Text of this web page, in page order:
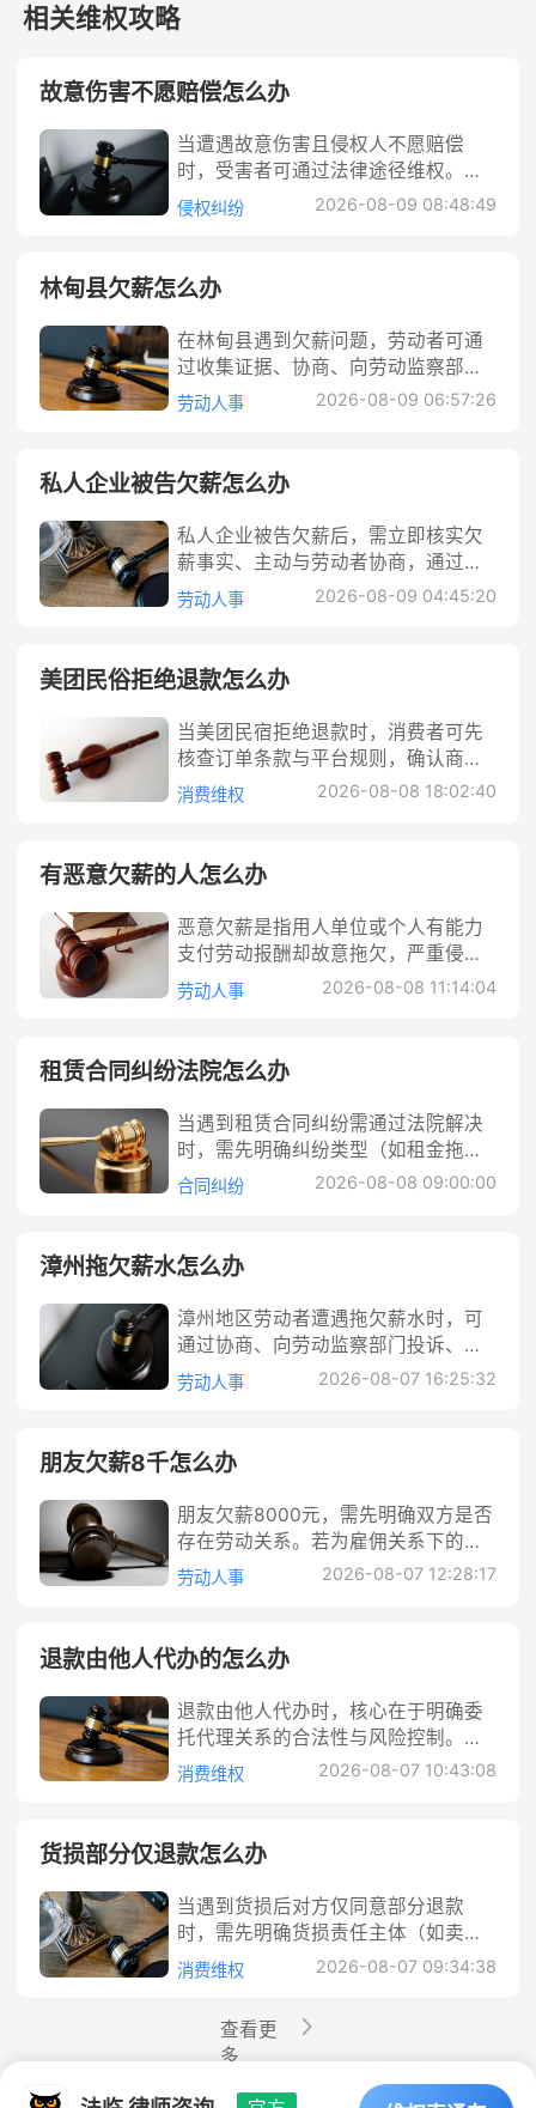
相关维权攻略
故意伤害不愿赔偿怎么办
当遭遇故意伤害且侵权人不愿赔偿
时，受害者可通过法律途径维权。需
先固定侵权证据（如报警记录、伤情
鉴定、医疗凭证等），优先尝试协商
诉讼中提起附带民事诉讼，或单独提
起民事诉讼主张赔偿；判决生效后若
对方仍不履行，可申请法院强制执
行。核心在于及时收集证据、明确赔
偿范围，并通过法定程序保障权益，
必要时可借助律师协助推进。 故意伤
而侵权人往往因经济能力不足、态度
受害者带来经济和精神双重压力。例
如，小王被同事打伤致轻伤二级，对
方不仅不道歉，还拒绝支付医疗费、
析、行动步骤、赔偿计算到具体解决
方法，详细指导受害者应对故意伤害
不愿赔偿的问题。 法律解析： 故意伤
害行为可能涉及刑事犯罪与民事侵权
上，侵权人可能构成《刑法》中的“故
民事赔偿责任，赔偿受害者因伤害导
核心构成要件包括：侵权行为（故意
伤害行为）、损害后果（身体损伤及
相关损失）、因果关系（损伤由侵权
害者就有权要求赔偿。 实践中，侵权
偿金额过高、试图通过拖延逃避责
任、无实际赔偿能力等。但需注意，
“不愿赔偿”不等于“无需赔偿”，即使侵
权人暂时无能力赔偿，受害者仍可通
再申请执行。 行动建议： 1. 立即固定
证据，避免证据灭失：第一时间报
警，获取报警回执和公安机关的调查
笔录；保留所有医疗记录（病历、诊
断证明、医疗费票据等）；拍摄受伤
部位照片、视频；收集证人证言（如
等。 2. 申请伤情鉴定，明确伤害程
是否达到轻伤（刑事立案标准）或轻
微伤（民事侵权）。鉴定结果不仅是
追究刑事责任的依据，也是主张赔偿
的重要证据（如伤残等级鉴定可影响
存沟通记录：即使对方不愿赔偿，也
可尝试通过派出所、居委会或律师居
中调解，明确提出赔偿金额及依据
（如医疗费、误工费清单）。协商过
程中需全程录音、保存微信/短信聊天
记录，若对方承诺赔偿但后续反悔，
时效：若协商无果，需在法定时效内
事案件侦查、审查起诉或审判阶段提
出；单独民事诉讼时效为3年（从受伤
之日或治疗终结之日起算），超时效
线索，为执行做准备：在诉讼过程
中，可通过律师向法院申请调查令，
查询侵权人银行账户、房产、车辆等
财产信息，若发现其有转移财产行
侵权纠纷 2026-08-09 08:48:49
林甸县欠薪怎么办
在林甸县遇到欠薪问题，劳动者可通
过收集证据、协商、向劳动监察部门
投诉、申请劳动仲裁或提起诉讼等途
径维权。法律明确用人单位需及时足
任。本文详细解析欠薪维权的法律依
据、具体步骤及赔偿计算方法，帮助
劳动者有效解决欠薪难题。 林甸县欠
薪怎么办 欠薪是劳动者在劳动关系中
常见的权益受损问题，在林甸县，这
一问题可能涉及建筑、餐饮、农业加
就业人员等，常因用人单位资金周转
因，面临工资被拖欠的情况。劳动者
往往因缺乏维权经验、证据不足或担
心影响工作，不知如何有效追讨工
计算方式及解决途径，帮助林甸县劳
动者快速、合法地拿回被拖欠的工
资。 例如，林甸县某建筑公司拖欠20
名农民工3个月工资共计50万元，农
下文所述的投诉、仲裁等方式，要求
报酬支付义务的行为，受《中华人民
资支付条例》等法律法规严格约束。
根据法律规定，用人单位应当按照劳
动合同约定和国家规定，向劳动者及
拖欠工资的，劳动者有权要求其支付
责令限期支付仍不支付的，用人单位
需按应付金额50%以上100%以下的标
准向劳动者加付赔偿金。此外，若劳
动者因欠薪被迫解除劳动合同，还可
作年限，每满一年支付一个月工
资）。需要注意的是，欠薪不仅包括
金、津贴、加班费等合法劳动报酬。
行动建议： 1. 立即收集证据：这是维
权的核心基础。需收集的证据包括：
录（银行流水、微信/支付宝转账截
单、与负责人的沟通记录（微信、短
信、通话录音等）、工作证或工服等
能证明劳动关系的材料。若没有书面
劳动合同，同事证言（需注明身份信
2. 优先与用人单位协商：可通过工会
或直接与用人单位负责人沟通，明确
提出支付工资的要求，并保留协商过
程的记录（如聊天记录、书面协商纪
要）。若协商达成一致，需签订书面
协议，明确支付金额、时间及方式，
察部门投诉：若协商无果，应及时向
林甸县劳动保障监察大队投诉。投诉
劳动人事 2026-08-09 06:57:26
私人企业被告欠薪怎么办
私人企业被告欠薪后，需立即核实欠
薪事实、主动与劳动者协商，通过制
定还款计划、收集证据等方式积极应
对。若进入劳动仲裁或诉讼程序，应
证据不足承担不利后果。同时，需了
解欠薪的法律责任，包括支付工资、
赔偿金，甚至可能面临行政处罚或刑
事责任。企业可通过协商和解、仲裁
应诉、执行调解等途径解决纠纷，维
护自身合法权益的同时避免信用受
题，多因企业经营困难、资金链断
通过劳动仲裁或诉讼主张欠薪时，企
业若应对不当，可能面临支付工资、
加付赔偿金、被强制执行，甚至被列
减少，拖欠5名员工2个月工资，员工
申请劳动仲裁后，企业未及时回应，
最终被裁决支付工资及50%的赔偿
金，同时账户被冻结，影响了正常经
解决方法等方面，为私人企业提供应
《劳动合同法》第三十条，用人单位
向劳动者及时足额支付劳动报酬。私
人企业作为用人单位，无论规模大
小，均负有按时支付工资的法定义
过向劳动行政部门投诉（如拨打1233
等方式维权。其中，劳动仲裁是前置
程序，未经仲裁直接起诉的，法院一
般不予受理。若企业对仲裁裁决不
服，可在收到裁决书之日起15日内向
决，劳动者可申请法院强制执行。 企
业的法律责任：1. 民事责任：需支付
部门责令支付后仍不支付，需按应付
金额50%以上100%以下的标准向劳动
者加付赔偿金（《劳动合同法》第八
的，可处以罚款（《劳动保障监察条
业以转移财产、逃匿等方法逃避支付
劳动报酬，或有能力支付而不支付，
数额较大（一般指欠薪3个月以上且人
数10人以上，或总额5万元以上），经
构成“拒不支付劳动报酬罪”，可处3年
以下有期徒刑或拘役，并处或单处罚
金；造成严重后果的，处3-7年有期徒
劳动人事 2026-08-09 04:45:20
美团民俗拒绝退款怎么办
当美团民宿拒绝退款时，消费者可先
核查订单条款与平台规则，确认商家
是否存在违约或不合理限制。通过与
商家协商、平台介入、向消协投诉等
决。关键在于保留证据（如订单截
图、沟通记录），依据《消费者权益
保护法》《民法典》及平台规则主张
权益，若商家退款政策属“霸王条
款”，消费者有权要求撤销并退款。 美
团民宿拒绝退款怎么办 在日常出行
况或商家服务问题需要取消订单时，
影响出行体验，还可能造成经济损
失。例如，小王预订了某城市的美团
民宿，因突发疾病无法入住，提前3天
时，消费者该如何合法维权？本文将
从法律解析、行动步骤、解决途径等
方面详细说明，帮助大家应对美团民
宿拒绝退款的问题。 法律解析： 美团
平台）之间的服务合同关系，订单条
商家拒绝退款的理由是否合法合理：
订页面以“预订后不可取消”“取消需扣
全款”等加粗、置顶方式设置条款，但
未显著提示消费者注意（如弹窗提
夺退款权），则可能构成《消费者权
款”，消费者有权主张该条款无效。 2.
合同解除的法定情形：根据《民法
典》第五百六十三条，若消费者因不
可抗力（如突发疫情、自然灾害）或
件）无法履行合同，可依法解除合同
并要求退款；若商家提供的民宿存在
消费者也有权解除合同并要求赔偿。
3. 平台的责任义务：美团作为网络交
易平台，需对入驻商家的资质、服务
制。若平台未尽到审核义务或未协助
消费者处理纠纷，可能需承担连带责
行动建议： 1. 核查订单与规则，固定
消费维权 2026-08-08 18:02:40
有恶意欠薪的人怎么办
恶意欠薪是指用人单位或个人有能力
支付劳动报酬却故意拖欠，严重侵害
劳动者权益的行为。遭遇此类情况，
劳动者可通过收集证据、协商沟通、
裁、提起诉讼等途径维权，若情节严
重还可追究刑事责任。关键在于及时
固定证据，选择合适维权方式，法律
将为劳动者提供有力保障。 有恶意欠
薪的人怎么办 恶意欠薪是日常生活中
常见的劳动纠纷，尤其在建筑行业、
欠工资，或公司老板转移资产后拒不
动者经济受损，还可能影响其基本生
活。本文将从法律角度解析恶意欠薪
的认定标准，提供具体维权步骤、赔
需明确，恶意欠薪并非简单的“拖欠工
资”，而是指行为人主观上具有“拒不
支付”的故意，客观上实施了转移财
产、逃匿等逃避支付劳动报酬的行
根据《刑法》规定，恶意欠薪可能构
劳动者存在劳动关系的，拖欠工资属
资及赔偿金；若双方为劳务关系（如
个人雇佣），则属于债权债务纠纷，
可通过民事诉讼追讨。实践中，很多
诉，这点需特别注意。 行动建议： 1.
明（劳动合同、工牌、考勤记录、社
保缴纳记录）、欠薪证明（工资欠
条、结算单、微信/短信聊天记录、通
话录音）、对方财产线索（房产、车
分，维权越顺利。 2. 优先尝试协商沟
通：与欠薪方当面或书面沟通，明确
要求支付工资的期限和金额，过程中
劳动人事 2026-08-08 11:14:04
租赁合同纠纷法院怎么办
当遇到租赁合同纠纷需通过法院解决
时，需先明确纠纷类型（如租金拖
欠、房屋损坏、违约解约等），准备
好关键证据（合同、支付记录、沟通
状。法院会审查合同效力、认定违约
责任，根据“谁主张谁举证”原则审
理，判决后若对方不履行可申请强制
执行。过程中需重点关注证据提交、
庭审辩论及赔偿计算（违约金或实际
损失），必要时可借助法律依据维护
见的民事纠纷，主要涉及租金支付、
还、违约责任等问题。当双方协商无
果时，通过法院诉讼是解决纠纷的重
要途径。法院处理此类纠纷的流程通
定，查明事实、认定责任，最终实现
权利救济。 例如，小王租赁了李某的
商铺，因李某未及时维修漏水屋顶导
致货物受损，双方就赔偿金额无法协
某承担维修义务并赔偿损失。 法律解
方真实意思表示、内容不违反法律强
年），则合同有效，双方需按约定履
行义务；若合同存在欺诈、胁迫或违
反法律规定（如出租违法建筑），可
过错责任分配损失。 其次，违约行为
的认定是核心。法院会结合合同条款
转租约定等）和实际履行情况，判断
合同纠纷 2026-08-08 09:00:00
漳州拖欠薪水怎么办
漳州地区劳动者遭遇拖欠薪水时，可
通过协商、向劳动监察部门投诉、申
请劳动仲裁、提起诉讼等途径维权。
关键在于及时收集劳动合同、工资
骤：先协商，协商无果则向漳州市劳
动保障监察支队投诉，或向劳动合同
履行地/用人单位所在地的劳动仲裁委
员会申请仲裁，对仲裁结果不服可向
法院起诉。同时，用人单位拖欠工资
可能需支付应付金额50%-100%的赔
动者，若遇到用人单位未按约定时间
的情况，属于常见的劳动纠纷。无论
是企业、个体工商户还是其他用工单
位，拖欠薪水均侵犯了劳动者的合法
发放，多次沟通后老板以“资金周转困
难”为由拖延，这种情况下小李该如何
合法维权？本文将从法律解析、行动
步骤、赔偿计算及解决途径等方面，
析： 拖欠薪水本质上是用人单位违反
定，工资必须在用人单位与劳动者约
定的日期支付，如遇节假日或休息
日，则应提前在最近的工作日支付，
劳动人事 2026-08-07 16:25:32
朋友欠薪8千怎么办
朋友欠薪8000元，需先明确双方是否
存在劳动关系。若为雇佣关系下的工
资拖欠，可通过收集证据（如劳动合
同、考勤记录、工资条等）与对方协
诉，或申请劳动仲裁，对仲裁结果不
服可提起诉讼。若涉及违法拖欠，还
可主张加付赔偿金（应付金额50%-10
0%）。维权时需注重证据留存，依法
理性解决，避免因“朋友”身份忽视自
身合法权益。 朋友欠薪8千怎么办 生
额，但关乎劳动者的合法权益。此
面，犹豫是否维权，或不知如何通过
法律途径解决。本文将从法律关系认
定、证据收集、维权步骤等方面，详
帮助大家在维护情面与保障权益之间
找到平衡。 例如，小王在朋友开的小
公司工作，双方未签书面劳动合同，
口头约定月薪5000元，工作2个月后
劳动人事 2026-08-07 12:28:17
退款由他人代办的怎么办
退款由他人代办时，核心在于明确委
托代理关系的合法性与风险控制。需
通过书面授权明确代办范围、保留关
键证据，若出现代办人截留款项、滥
委托代理相关规定，通过协商、投诉
或诉讼维权。本文将从法律关系解
析、行动要点、解决途径等方面，为
你提供具体指导，助你防范代办风
险、保障退款权益。 退款由他人代办
的怎么办 在日常生活中，我们常因时
退款，比如网购退货后委托朋友代收
退款、委托家人办理旅游团费退款
等。这种代办行为本质上是一种委托
消费维权 2026-08-07 10:43:08
货损部分仅退款怎么办
当遇到货损后对方仅同意部分退款
时，需先明确货损责任主体（如卖
方、物流公司）及损失范围。根据法
律规定，货物不符合约定质量或运输
换货或赔偿实际损失，部分退款可能
无法弥补全部损失。解决需固定证
据、协商优先，协商无果可通过平台
消费维权 2026-08-07 09:34:38
查看更
多